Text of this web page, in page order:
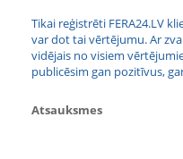
Tikai reģistrēti FERA24.LV
var dot tai vērtējumu. Ar
vidējais no visiem
publicēsim gan pozitīvus,
Atsauksmes